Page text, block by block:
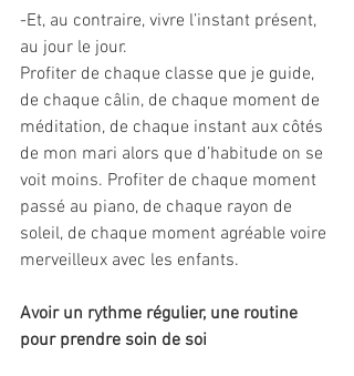
-Et, au contraire, vivre l’instant présent,
au jour le jour.
Profiter de chaque classe que je guide,
de chaque câlin, de chaque moment de
méditation, de chaque instant aux côtés
de mon mari alors que d’habitude on se
voit moins. Profiter de chaque moment
passé au piano, de chaque rayon de
soleil, de chaque moment agréable voire
merveilleux avec les enfants.
Avoir un rythme régulier, une routine
pour prendre soin de soi